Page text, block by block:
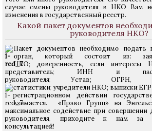
случае смены руководителя в НКО Вам
изменения в государственный реестр.
Какой пакет документов
руководителя НКО?
Пакет документов необходимо подать
орган, который состоит из:
НКО; доверенность, если интересы
представитель; ИНН и
руководителя; Устав; ОГРН,
статистики; учредители НКО; выписки
регистрационном действии
взимается.
«Право Групп» на
максимальное содействие при совершении
руководителя, приходите к нам за
консультацией!